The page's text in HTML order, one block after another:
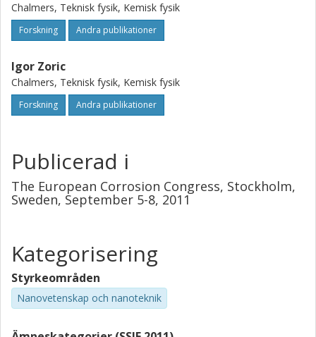
Chalmers, Teknisk fysik, Kemisk fysik
Forskning Andra publikationer
Igor Zoric
Chalmers, Teknisk fysik, Kemisk fysik
Forskning Andra publikationer
Publicerad i
The European Corrosion Congress, Stockholm,
Sweden, September 5-8, 2011
Kategorisering
Styrkeområden
Nanovetenskap och nanoteknik